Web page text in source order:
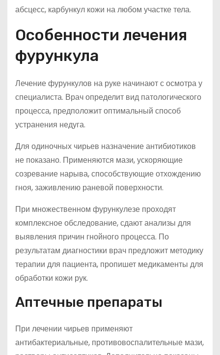
абсцесс, карбункул кожи на любом участке тела.
Особенности лечения
фурункула
Лечение фурункулов на руке начинают с осмотра у
специалиста. Врач определит вид патологического
процесса, предположит оптимальный способ
устранения недуга.
Для одиночных чирьев назначение антибиотиков
не показано. Применяются мази, ускоряющие
созревание нарыва, способствующие отхождению
гноя, заживлению раневой поверхности.
При множественном фурункулезе проходят
комплексное обследование, сдают анализы для
выявления причин гнойного процесса. По
результатам диагностики врач предложит методику
терапии для пациента, пропишет медикаменты для
обработки кожи рук.
Аптечные препараты
При лечении чирьев применяют
антибактериальные, противовоспалительные мази,